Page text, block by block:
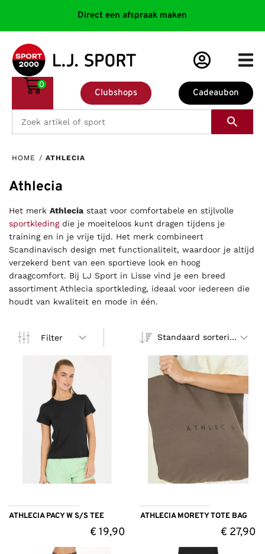
Direct een afspraak maken
Cadeaubon
Clubshops
0
HOME / ATHLECIA
Athlecia
Het merk Athlecia staat voor comfortabele en stijlvolle
sportkledingdie je moeiteloos kunt dragen tijdens je
training en in je vrije tijd. Het merk combineert
Scandinavisch design met functionaliteit, waardoor je altijd
verzekerd bent van een sportieve look en hoog
draagcomfort. Bij LJ Sport in Lisse vind je een breed
assortiment Athlecia sportkleding, ideaal voor iedereen die
houdt van kwaliteit en mode in één.
Filter Standaard sortering
ATHLECIA PACY W S/S TEE
€19,90
ATHLECIA MORETY TOTE BAG
€ 27,90